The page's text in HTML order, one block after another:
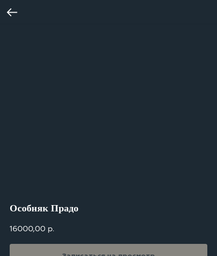
Особняк Прадо
16000,00 р.